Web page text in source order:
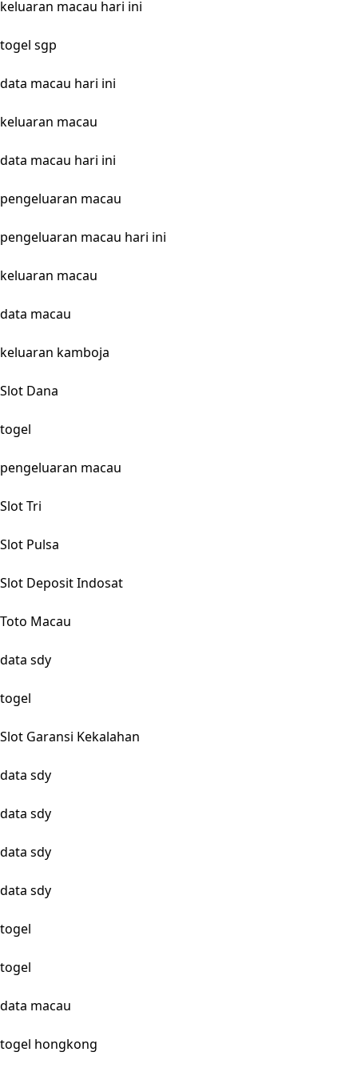
keluaran macau hari ini
togel sgp
data macau hari ini
keluaran macau
data macau hari ini
pengeluaran macau
pengeluaran macau hari ini
keluaran macau
data macau
keluaran kamboja
Slot Dana
togel
pengeluaran macau
Slot Tri
Slot Pulsa
Slot Deposit Indosat
Toto Macau
data sdy
togel
Slot Garansi Kekalahan
data sdy
data sdy
data sdy
data sdy
togel
togel
data macau
togel hongkong